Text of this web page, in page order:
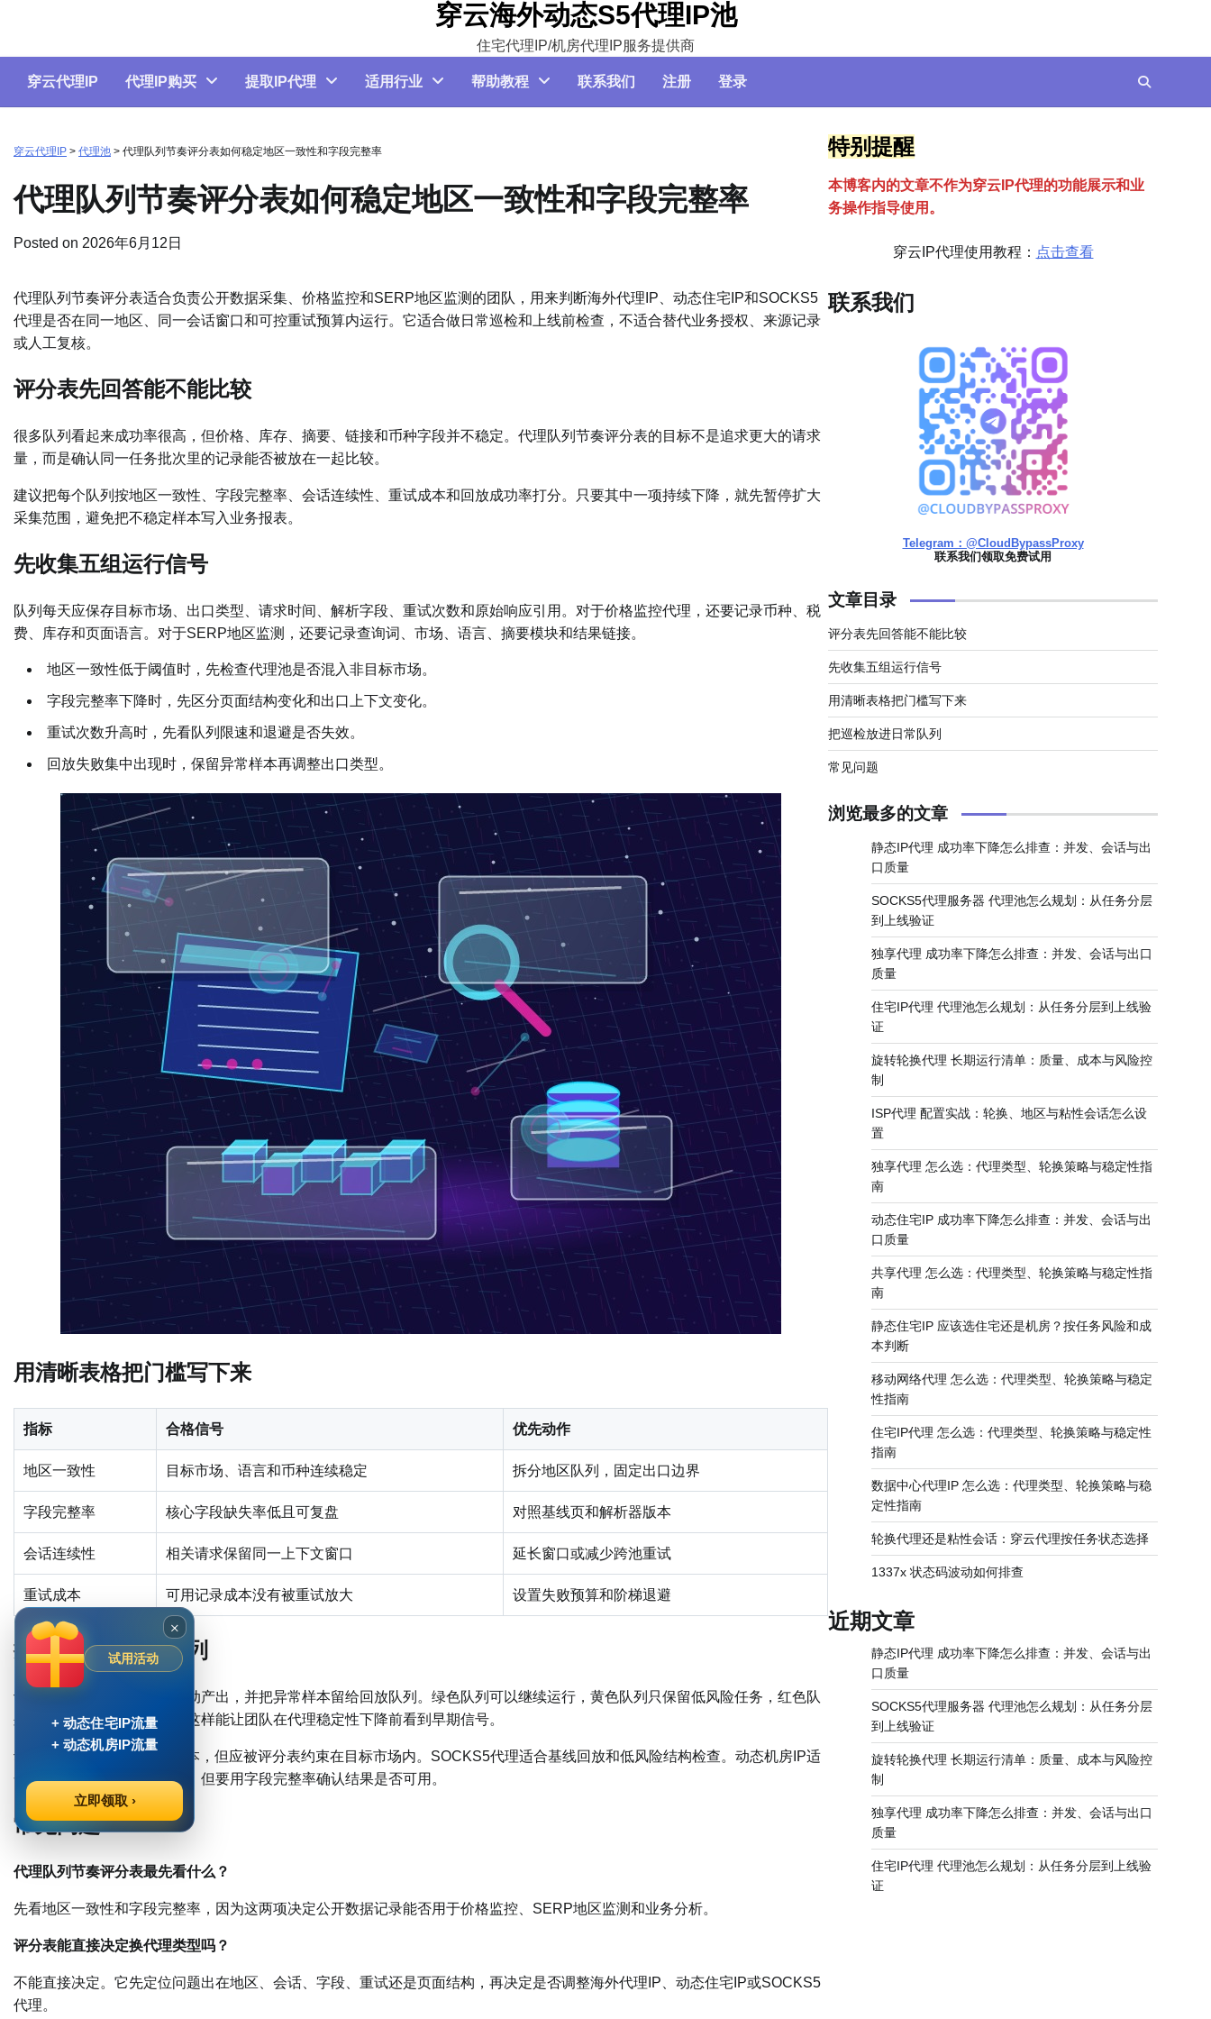
content
穿云海外动态S5代理IP池
住宅代理IP/机房代理IP服务提供商
穿云代理IP 代理IP购买 提取IP代理 适用行业 帮助教程 联系我们 注册 登录
穿云代理IP > 代理池 > 代理队列节奏评分表如何稳定地区一致性和字段完整率
代理队列节奏评分表如何稳定地区一致性和字段完整率
Posted on 2026年6月12日
代理队列节奏评分表适合负责公开数据采集、价格监控和SERP地区监测的团队，用来判断海外代理IP、动态住宅IP和SOCKS5
代理是否在同一地区、同一会话窗口和可控重试预算内运行。它适合做日常巡检和上线前检查，不适合替代业务授权、来源记录
或人工复核。
评分表先回答能不能比较
很多队列看起来成功率很高，但价格、库存、摘要、链接和币种字段并不稳定。代理队列节奏评分表的目标不是追求更大的请求
量，而是确认同一任务批次里的记录能否被放在一起比较。
建议把每个队列按地区一致性、字段完整率、会话连续性、重试成本和回放成功率打分。只要其中一项持续下降，就先暂停扩大
采集范围，避免把不稳定样本写入业务报表。
先收集五组运行信号
队列每天应保存目标市场、出口类型、请求时间、解析字段、重试次数和原始响应引用。对于价格监控代理，还要记录币种、税
费、库存和页面语言。对于SERP地区监测，还要记录查询词、市场、语言、摘要模块和结果链接。
地区一致性低于阈值时，先检查代理池是否混入非目标市场。
字段完整率下降时，先区分页面结构变化和出口上下文变化。
重试次数升高时，先看队列限速和退避是否失效。
回放失败集中出现时，保留异常样本再调整出口类型。
用清晰表格把门槛写下来
指标 合格信号 优先动作
地区一致性 目标市场、语言和币种连续稳定 拆分地区队列，固定出口边界
字段完整率 核心字段缺失率低且可复盘 对照基线页和解析器版本
会话连续性 相关请求保留同一上下文窗口 延长窗口或减少跨池重试
重试成本 可用记录成本没有被重试放大 设置失败预算和阶梯退避
把巡检放进日常队列
评分表应每天随采集任务自动产出，并把异常样本留给回放队列。绿色队列可以继续运行，黄色队列只保留低风险任务，红色队
列先停止扩量并进入诊断。这样能让团队在代理稳定性下降前看到早期信号。
动态住宅IP适合地区敏感样本，但应被评分表约束在目标市场内。SOCKS5代理适合基线回放和低风险结构检查。动态机房IP适
合成本受限的公开页面监测，但要用字段完整率确认结果是否可用。
常见问题
代理队列节奏评分表最先看什么？
先看地区一致性和字段完整率，因为这两项决定公开数据记录能否用于价格监控、SERP地区监测和业务分析。
评分表能直接决定换代理类型吗？
不能直接决定。它先定位问题出在地区、会话、字段、重试还是页面结构，再决定是否调整海外代理IP、动态住宅IP或SOCKS5
代理。
特别提醒
本博客内的文章不作为穿云 P代理的功能展示和业
务操作指导使用。
穿云IP代理使用教程： 点击查看
联系我们
Telegram：@CloudBypassProxy
联系我们领取免费试用
文章目录
评分表先回答能不能比较
先收集五组运行信号
用清晰表格把门槛写下来
把巡检放进日常队列
常见问题
浏览最多的文章
静态IP代理 成功率下降怎么排查：并发、会话与出
口质量
SOCKS5代理服务器 代理池怎么规划：从任务分层
到上线验证
独享代理 成功率下降怎么排查：并发、会话与出口
质量
住宅IP代理 代理池怎么规划：从任务分层到上线验
证
旋转轮换代理 长期运行清单：质量、成本与风险控
制
ISP代理 配置实战：轮换、地区与粘性会话怎么设
置
独享代理 怎么选：代理类型、轮换策略与稳定性指
南
动态住宅IP 成功率下降怎么排查：并发、会话与出
口质量
共享代理 怎么选：代理类型、轮换策略与稳定性指
南
静态住宅IP 应该选住宅还是机房？按任务风险和成
本判断
移动网络代理 怎么选：代理类型、轮换策略与稳定
性指南
住宅IP代理 怎么选：代理类型、轮换策略与稳定性
指南
数据中心代理IP 怎么选：代理类型、轮换策略与稳
定性指南
轮换代理还是粘性会话：穿云代理按任务状态选择
1337x 状态码波动如何排查
近期文章
静态IP代理 成功率下降怎么排查：并发、会话与出
口质量
SOCKS5代理服务器 代理池怎么规划：从任务分层
到上线验证
旋转轮换代理 长期运行清单：质量、成本与风险控
制
独享代理 成功率下降怎么排查：并发、会话与出口
质量
住宅IP代理 代理池怎么规划：从任务分层到上线验
证
×
试用活动
+ 动态住宅IP流量
+ 动态机房IP流量
立即领取 ›